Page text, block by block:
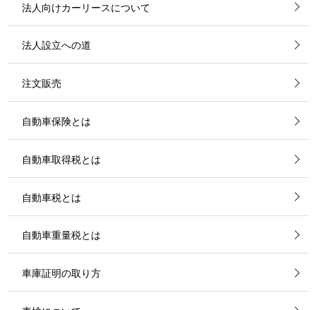
法人向けカーリースについて
法人設立への道
注文販売
自動車保険とは
自動車取得税とは
自動車税とは
自動車重量税とは
車庫証明の取り方